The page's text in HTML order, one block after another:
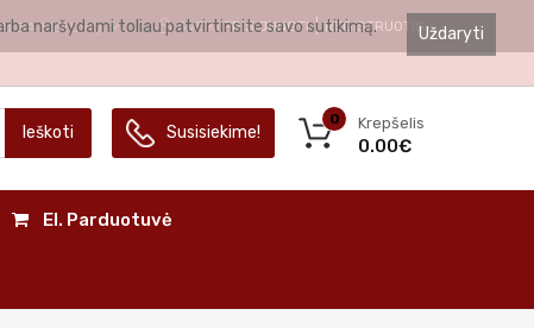
LIETUVIŲ SVEIKI PRISIJUNGTI REGISTRUOTIS
Ieškoti Krepšelis
0
0.00€
Susisiekime!
El. Parduotuvė
Uždaryti
naršydami toliau patvirtinsite savo sutikimą.